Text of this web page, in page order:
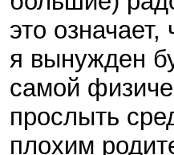
это
я вынужден
самой
прослыть
плохим